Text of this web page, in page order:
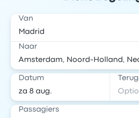
Van
Naar
Datum
Passagiers